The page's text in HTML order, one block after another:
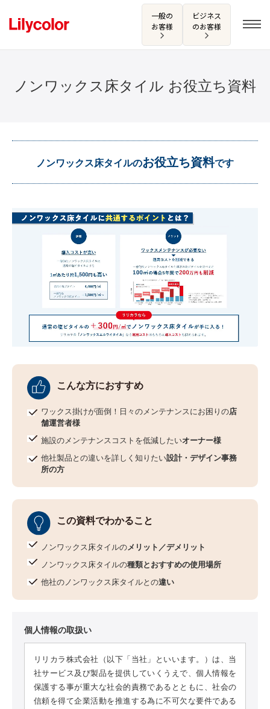
一般の
お客様
ビジネス
のお客様
お気に入り
商品を探す
ブランド・コレクション
Lilycolor Coordinate 着せ替えシミュレーション
カタログ一覧 トップ
サステナブル商品
ノンワックス床タイル
壁紙機能性ガイド
施工事例 トップ
ホテル・オフィス・店舗
モデルハウス
新築戸建・マンション
#リリカラのある暮らし
ショールーム
ショールーム トップ
東京ショールーム
福岡ショールーム
横浜ショールーム
広島ショールーム
仙台ショールーム
札幌ショールーム
お客様サポート
お客様サポート トップ
お手入れ便利帳
お役立ち資料
お問い合わせ（一般のお客様）
よくあるご質問
非住宅案件に関するお問い合わせ
事業紹介
インテリア事業
不動産投資開発事業
会社情報
ノンワックス床タイル お役立ち資料
ノンワックス床タイルのお役立ち資料です
こんな方におすすめ
ワックス掛けが面倒！日々のメンテナンスにお困りの店
舗運営者様
施設のメンテナンスコストを低減したいオーナー様
他社製品との違いを詳しく知りたい設計・デザイン事務
所の方
この資料でわかること
ノンワックス床タイルの メリット／デメリット
ノンワックス床タイルの種類とおすすめの使用場所
他社のノンワックス床タイルとの違い
個人情報の取扱い
リリカラ株式会社（以下「当社」といいます。）は、当
社サービス及び製品を提供していくうえで、個人情報を
保護する事が重大な社会的責務であるとともに、社会の
信頼を得て企業活動を推進する為に不可欠な要件である